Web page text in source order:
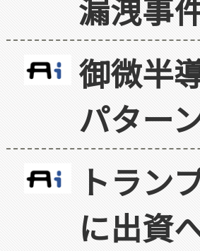
漏洩事
御微半
パター
トラン
に出資